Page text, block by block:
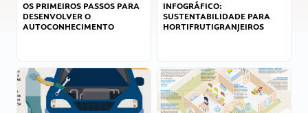
OS PRIMEIROS PASSOS PARA
DESENVOLVER O
AUTOCONHECIMENTO
INFOGRÁFICO:
SUSTENTABILIDADE PARA
HORTIFRUTIGRANJEIROS